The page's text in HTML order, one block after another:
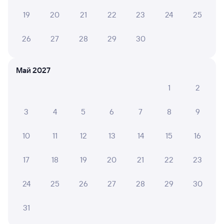
от 2 ⁠676 ⁠₽ 2 ⁠755 ⁠₽
Фирменный
8,8
Падунские Пороги
Киренга
22:44 09:40
от
19 20 21 22 23 24 25
26 27 28 29 30
Май 2027
1
2
3 4 5 6 7 8 9
10 11 12 13 14 15 16
17 18 19 20 21 22 23
24 25 26 27 28 29 30
31